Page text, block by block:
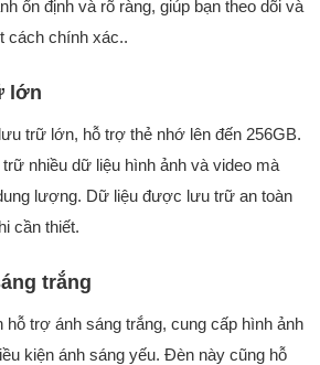
ổn định và rõ ràng, giúp bạn theo dõi và
cách chính xác..
lớn
trữ lớn, hỗ trợ thẻ nhớ lên đến 256GB.
nhiều dữ liệu hình ảnh và video mà
lượng. Dữ liệu được lưu trữ an toàn
cần thiết.
trắng
trợ ánh sáng trắng, cung cấp hình ảnh
kiện ánh sáng yếu. Đèn này cũng hỗ